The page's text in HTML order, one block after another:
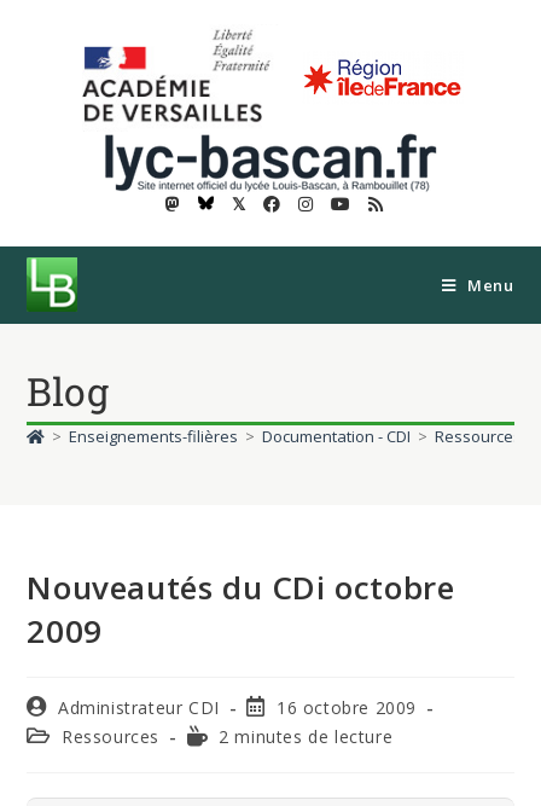
𝕏
Menu
Blog
> Enseignements-filières > Documentation - CDI > Ressources
Nouveautés du CDi octobre
2009
Administrateur CDI
16 octobre 2009
Ressources
2 minutes de lecture